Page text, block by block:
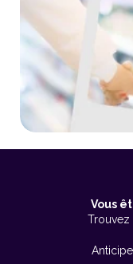
24|7
Vous
Trouvez